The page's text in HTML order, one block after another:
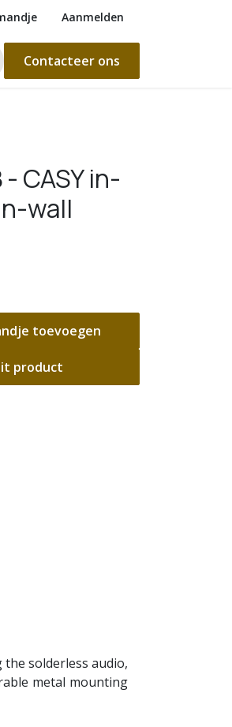
Aanmelden
Contacteer ons
CASY in-
wall
toevoegen
product
the solderless audio,
metal mounting